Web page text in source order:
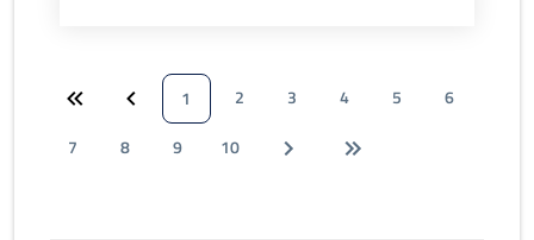
1 2 3 4 5
6
7
8 9 10